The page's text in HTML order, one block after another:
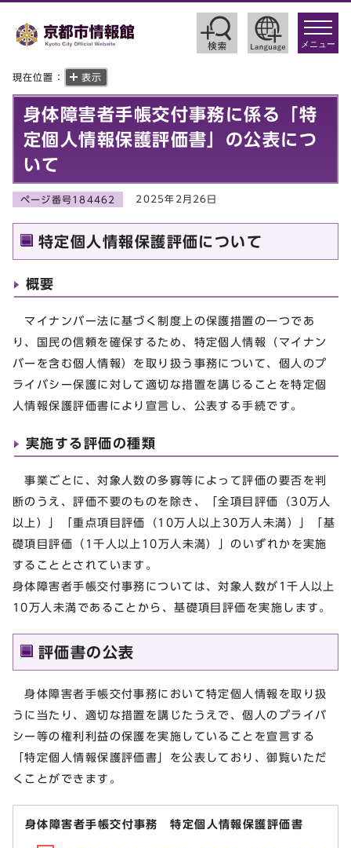
toggle
メニュー
現在位置： 表示
身体障害者手帳交付事務に係る「特
定個人情報保護評価書」の公表につ
いて
ページ番号184462 2025年2月26日
特定個人情報保護評価について
概要
マイナンバー法に基づく制度上の保護措置の一つであ
り、国民の信頼を確保するため、特定個人情報（マイナン
バーを含む個人情報）を取り扱う事務について、個人のプ
ライバシー保護に対して適切な措置を講じることを特定個
人情報保護評価書により宣言し、公表する手続です。
実施する評価の種類
事業ごとに、対象人数の多寡等によって評価の要否を判
断のうえ、評価不要のものを除き、「全項目評価（30万人
以上）」「重点項目評価（10万人以上30万人未満）」「基
礎項目評価（1千人以上10万人未満）」のいずれかを実施
することとされています。
身体障害者手帳交付事務については、対象人数が1千人以上
10万人未満であることから、基礎項目評価を実施します。
評価書の公表
身体障害者手帳交付事務において特定個人情報を取り扱
うに当たり、適切な措置を講じたうえで、個人のプライバ
シー等の権利利益の保護を実施していることを宣言する
「特定個人情報保護評価書」を公表しており、御覧いただ
くことができます。
身体障害者手帳交付事務 特定個人情報保護評価書